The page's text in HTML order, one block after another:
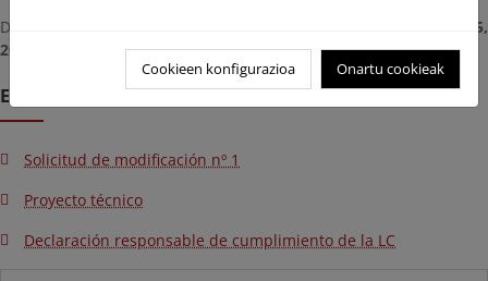
Deadline for submitting documents from
astelehena, abuztua 05,
2019
ostirala, iraila 13, 2019
Eranskinak
Solicitud de modificación nº 1
Proyecto técnico
Declaración responsable de cumplimiento de la LC
Cookieen konfigurazioa Onartu cookieak